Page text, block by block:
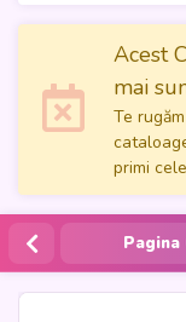
Ofertele sunt
așa că nu lăsa să
Catalogul
cele mai bune
Balansoar
Acest
mai
Te
primi
Pagina